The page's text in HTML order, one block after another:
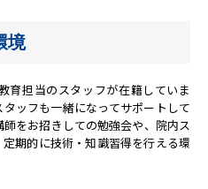
境
育担当のスタッフが在籍していま
ッフも一緒になってサポートして
をお招きしての勉強会や、院内ス
期的に技術・知識習得を行える環